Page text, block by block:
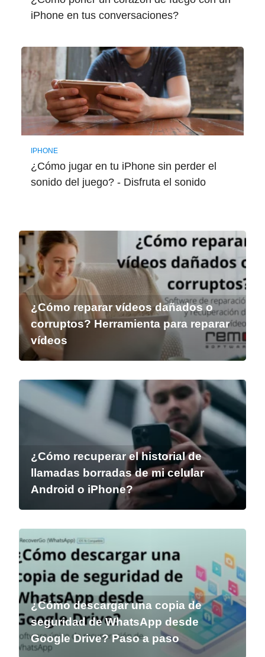
iPhone en tus conversaciones?
IPHONE
¿Cómo jugar en tu iPhone sin perder el
sonido del juego? - Disfruta el sonido
¿Cómo reparar vídeos dañados o
corruptos? Herramienta para reparar
vídeos
¿Cómo recuperar el historial de
llamadas borradas de mi celular
Android o iPhone?
¿Cómo descargar una copia de
seguridad de WhatsApp desde
Google Drive? Paso a paso